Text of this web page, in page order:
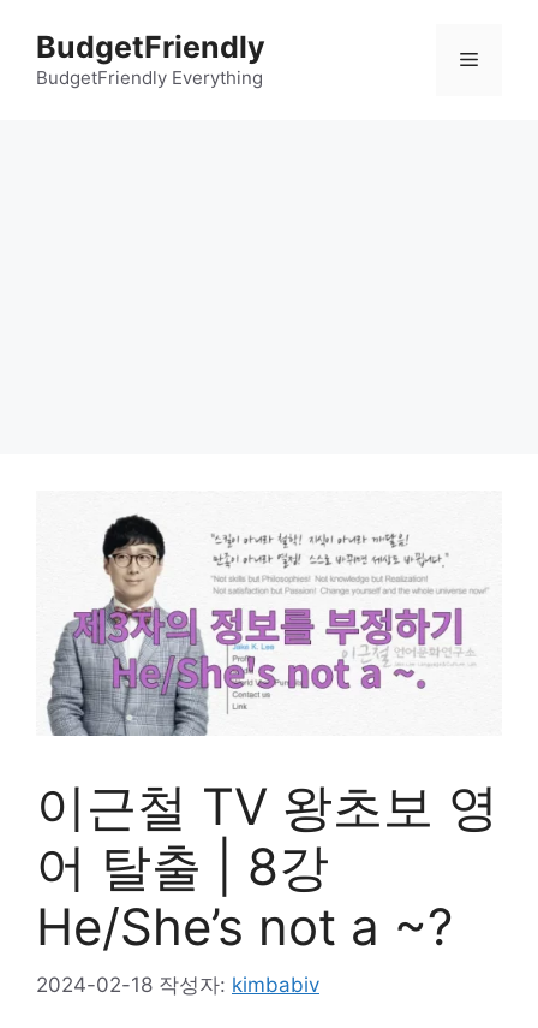
BudgetFriendly
BudgetFriendly Everything
메
이근철 TV 왕초보 영
어 탈출 | 8강
He/She’s not a ~?
2024-02-18 작성자: kimbabiv